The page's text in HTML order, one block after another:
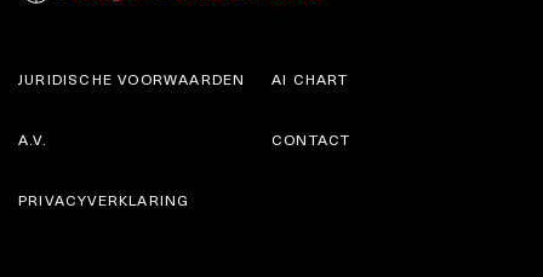
JURIDISCHE VOORWAARDEN
A.V.
AI CHART
CONTACT
PRIVACYVERKLARING